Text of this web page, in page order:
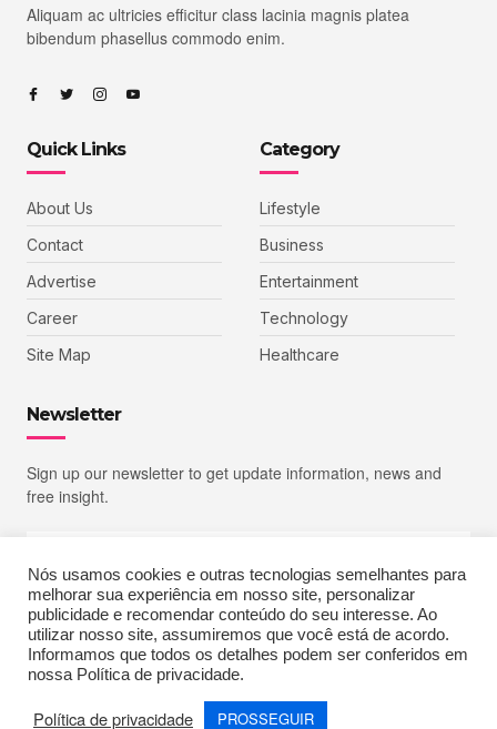
Aliquam ac ultricies efficitur class lacinia magnis platea
bibendum phasellus commodo enim.
Quick Links
About Us
Contact
Advertise
Career
Site Map
Category
Lifestyle
Business
Entertainment
Technology
Healthcare
Newsletter
Sign up our newsletter to get update information, news and
free insight.
SIGN UP
Copyright © 2023 Echoiz, All rights reserved. Powered by MoxCreative
Nós usamos cookies e outras tecnologias semelhantes para
melhorar sua experiência em nosso site, personalizar
publicidade e recomendar conteúdo do seu interesse. Ao
utilizar nosso site, assumiremos que você está de acordo.
Informamos que todos os detalhes podem ser conferidos em
nossa Política de privacidade.
Política de privacidade PROSSEGUIR